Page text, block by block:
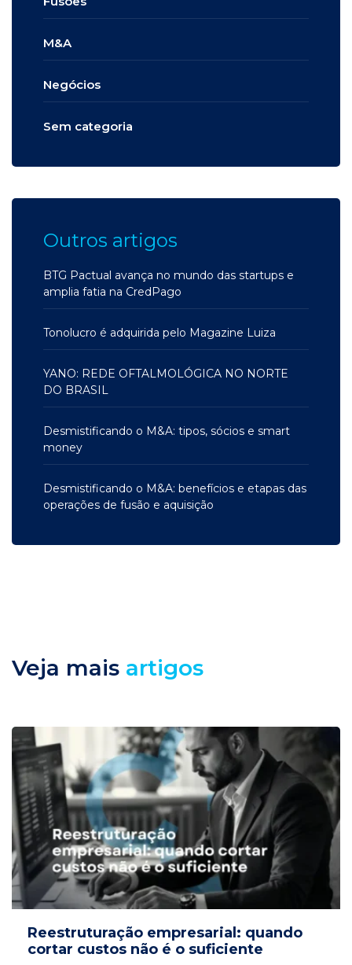
M&A
Negócios
Sem categoria
Outros artigos
BTG Pactual avança no mundo das startups e
amplia fatia na CredPago
Tonolucro é adquirida pelo Magazine Luiza
YANO: REDE OFTALMOLÓGICA NO NORTE
DO BRASIL
Desmistificando o M&A: tipos, sócios e smart
money
Desmistificando o M&A: benefícios e etapas das
operações de fusão e aquisição
Veja mais artigos
Reestruturação empresarial: quando
cortar custos não é o suficiente